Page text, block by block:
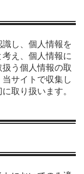
し、個人情報を
え、個人情報に
う個人情報の取
サイトで収集し
取り扱います。